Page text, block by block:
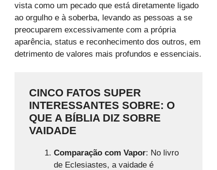
vista como um pecado que está diretamente ligado
ao orgulho e à soberba, levando as pessoas a se
preocuparem excessivamente com a própria
aparência, status e reconhecimento dos outros, em
detrimento de valores mais profundos e essenciais.
CINCO FATOS SUPER
INTERESSANTES SOBRE: O
QUE A BÍBLIA DIZ SOBRE
VAIDADE
Comparação com Vapor: No livro
de Eclesiastes, a vaidade é